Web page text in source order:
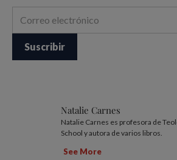
Natalie Carnes
Natalie Carnes es profesora de
School y autora de varios libros.
See More